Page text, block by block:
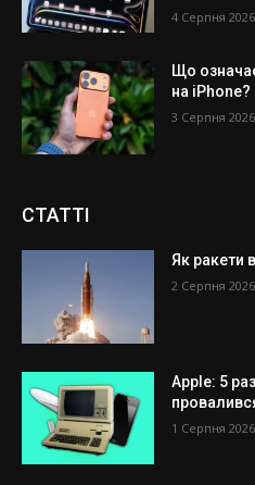
4 Серпня 2026
Що
на iPhone?
3 Серпня 2026
СТАТТІ
Як ракети
2 Серпня 2026
Apple: 5
1 Серпня 2026